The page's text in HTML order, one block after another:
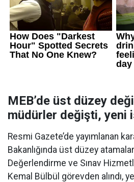
MEB’de üst düzey
müdürler değişti, yeni
Resmi Gazete’de yayımlanan
Bakanlığında üst düzey
Değerlendirme ve Sınav
Kemal Bülbül görevden alındı,